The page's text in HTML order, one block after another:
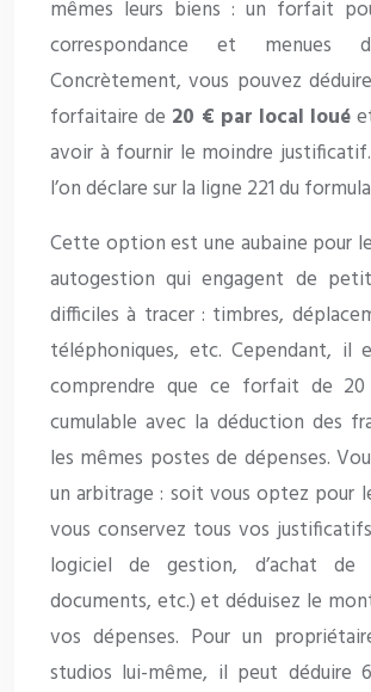
mêmes leurs biens : un forfait
correspondance et menues
Concrètement, vous pouvez
forfaitaire de 20 € par local loué
avoir à fournir le moindre justificatif.
l’on déclare sur la ligne 221 du
Cette option est une aubaine pour
autogestion qui engagent de
difficiles à tracer : timbres,
téléphoniques, etc. Cependant, il
comprendre que ce forfait de
cumulable avec la déduction des
les mêmes postes de dépenses.
un arbitrage : soit vous optez pour
vous conservez tous vos
logiciel de gestion, d’achat de
documents, etc.) et déduisez le
vos dépenses. Pour un
studios lui-même, il peut déduire